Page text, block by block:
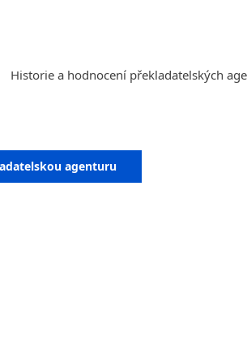
Historie a hodnocení překladatelských
agenturu